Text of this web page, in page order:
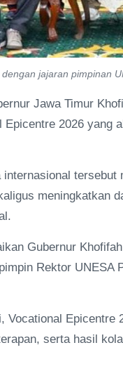
jajaran pimpinan
Jawa Timur
Epicentre 2026
meningkatkan
Gubernur
Rektor UNESA
Vocational
serta hasil